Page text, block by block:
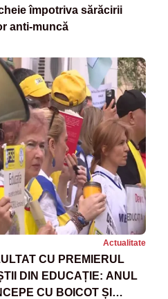
împotriva sărăcirii
anti-muncă
Actualitate
CU PREMIERUL
DIN EDUCAȚIE: ANUL
CU BOICOT ȘI